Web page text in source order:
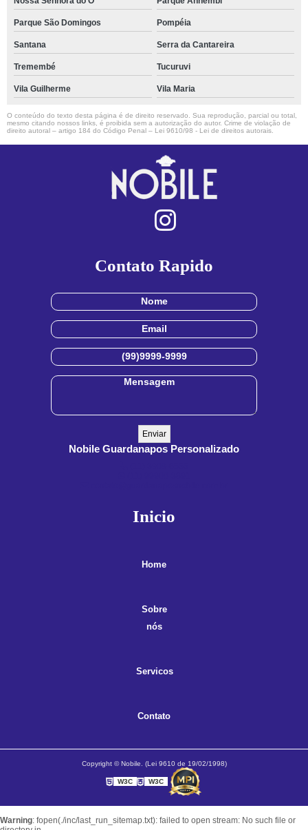
Parque São Domingos Pompéia
Santana Serra da Cantareira
Tremembé Tucuruvi
Vila Guilherme Vila Maria
O conteúdo do texto desta página é de direito reservado. Sua reprodução, parcial ou total,
mesmo citando nossos links, é proibida sem a autorização do autor. Crime de violação de
direito autoral – artigo 184 do Código Penal – Lei 9610/98 - Lei de direitos autorais.
Contato Rapido
Nobile Guardanapos Personalizado
Inicio
Home
Sobre
nós
Servicos
Contato
Copyright © Nobile. (Lei 9610 de 19/02/1998)
W3C W3C
Warning: fopen(./inc/last_run_sitemap.txt): failed to open stream: No such file or